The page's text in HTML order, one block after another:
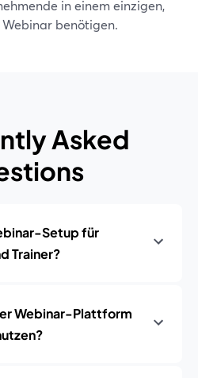
in einem einzigen,
benötigen.
Asked
Setup für
Trainer?
Webinar-Plattform